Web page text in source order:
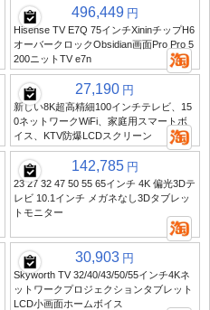
496,449 円
Hisense TV E7Q 75インチXininチップH6
オーバークロックObsidian画面Pro Pro 5
200ニットTV e7n
27,190 円
新しい8K超高精細100インチテレビ、15
0ネットワークWiFi、家庭用スマートボ
イス、KTV防爆LCDスクリーン
142,785 円
23 27 32 47 50 55 65インチ 4K 偏光3Dテ
レビ 10.1インチ メガネなし3Dタブレッ
トモニター
30,903 円
Skyworth TV 32/40/43/50/55インチ4Kネ
ットワークプロジェクションタブレット
LCD小画面ホームボイス